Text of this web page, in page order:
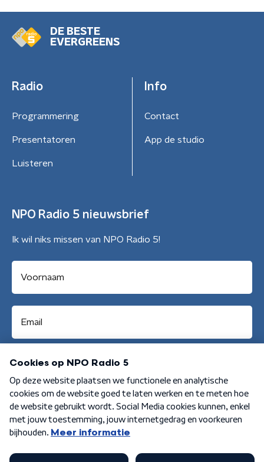
DE BESTE
EVERGREENS
Radio
Programmering
Presentatoren
Luisteren
Info
Contact
App de studio
NPO Radio 5 nieuwsbrief
Ik wil niks missen van NPO Radio 5!
Aanmelden
Algemene voorwaarden